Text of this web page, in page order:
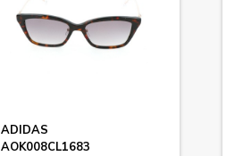
ADIDAS
AOK008CL1683